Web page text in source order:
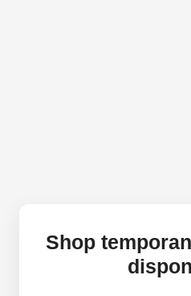
Shop